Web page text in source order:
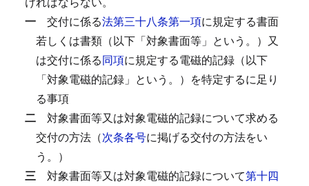
一 交付に係る法第三十八条第一項に規定する書面
若しくは書類（以下「対象書面等」という。）又
は交付に係る同項に規定する電磁的記録（以下
「対象電磁的記録」という。）を特定するに足り
る事項
二 対象書面等又は対象電磁的記録について求める
交付の方法（次条各号に掲げる交付の方法をい
う。）
三 対象書面等又は対象電磁的記録について第十四